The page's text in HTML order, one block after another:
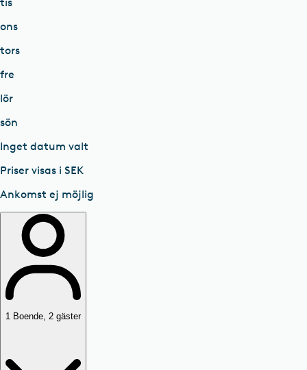
ons
tors
fre
lör
sön
Inget datum valt
Priser visas i SEK
Ankomst ej möjlig
1 Boende, 2 gäster